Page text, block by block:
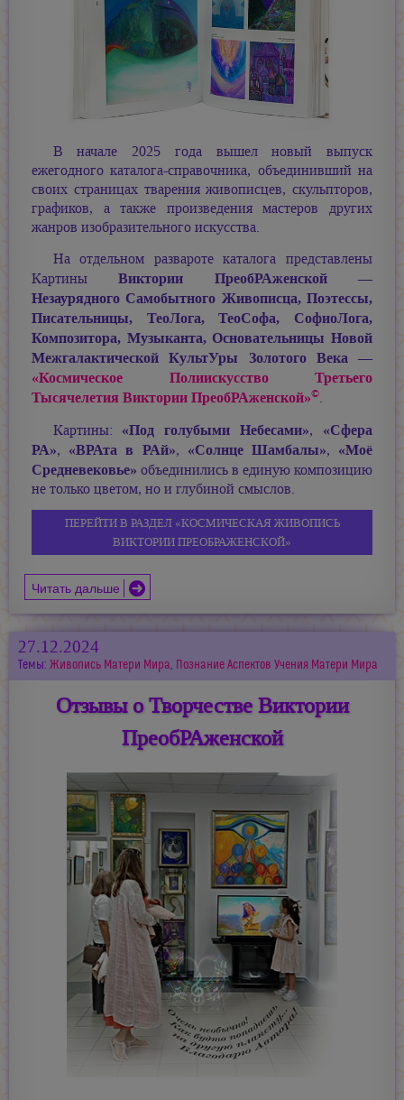
В начале 2025 года вышел новый выпуск
ежегодного каталога-справочника, объединивший на
своих страницах тварения живописцев, скульпторов,
графиков, а также произведения мастеров других
жанров изобразительного искусства.
На отдельном развароте каталога представлены
КартиныВиктории ПреобРАженской —
Незаурядного Самобытного Живописца, Поэтессы,
Писательницы, ТеоЛога, ТеоСофа, СофиоЛога,
Композитора, Музыканта, Основательницы Новой
Межгалактической КультУры Золотого Века —
«Космическое Полиискусство Третьего
Тысячелетия Виктории ПреобРАженской»©.
Картины: «Под голубыми Небесами», «Сфера
РА», «ВРАта в РАй», «Солнце Шамбалы», «Моё
Средневековье» объединились в единую композицию
не только цветом, но и глубиной смыслов.
ПЕРЕЙТИ В РАЗДЕЛ «КОСМИЧЕСКАЯ ЖИВОПИСЬ
ВИКТОРИИ ПРЕОБРАЖЕНСКОЙ»
Читать дальше
27.12.2024
Темы: Живопись Матери Мира, Познание Аспектов Учения Матери Мира
Отзывы о Творчестве Виктории
ПреобРАженской